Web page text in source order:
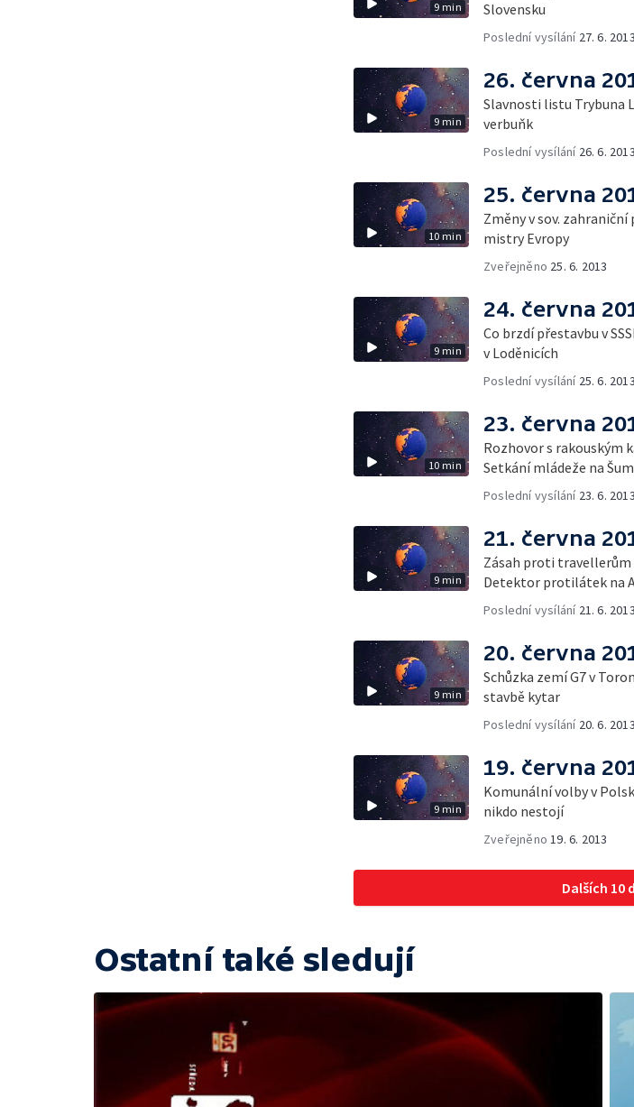
9 min
Slovensku
Poslední vysílání 27. 6. 2013
9 min
26. června
Slavnosti listu Trybuna
verbuňk
Poslední vysílání 26. 6. 2013
10 min
25. června
Změny v sov.
mistry Evropy
Zveřejněno 25. 6. 2013
9 min
24. června
Co brzdí přestavbu v
v Loděnicích
Poslední vysílání 25. 6. 2013
10 min
23. června
Rozhovor s rakouským
Setkání mládeže na
Poslední vysílání 23. 6. 2013
9 min
21. června
Zásah proti
Detektor protilátek na
Poslední vysílání 21. 6. 2013
9 min
20. června
Schůzka zemí G7 v
stavbě kytar
Poslední vysílání 20. 6. 2013
9 min
19. června
Komunální volby v
nikdo nestojí
Zveřejněno 19. 6. 2013
Dalších 10
Ostatní také sledují